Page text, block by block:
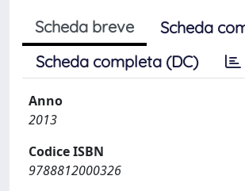
Scheda breve
Scheda
Scheda completa (DC)
Anno
2013
Codice ISBN
9788812000326